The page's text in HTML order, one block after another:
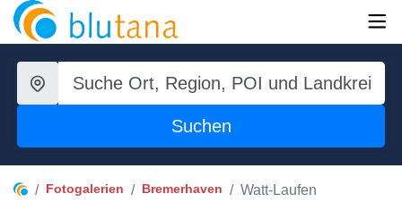
Suchen
Fotogalerien Bremerhaven Watt-Laufen